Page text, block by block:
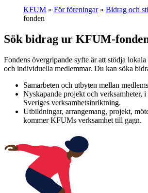
KFUM » För föreningar» Bidrag och
fonden
Sök bidrag ur KFUM-
Fondens övergripande syfte är att stödja
och individuella medlemmar. Du kan söka
Samarbeten och utbyten mellan
Nyskapande projekt och verksamheter,
Sveriges verksamhetsinriktning.
Utbildningar, arrangemang, projekt,
kommer KFUMs verksamhet till gagn.